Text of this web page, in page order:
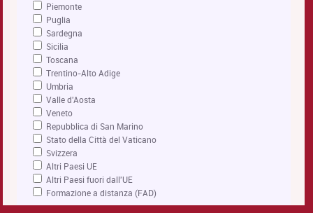
Piemonte
Puglia
Sardegna
Sicilia
Toscana
Trentino-Alto Adige
Umbria
Valle d'Aosta
Veneto
Repubblica di San Marino
Stato della Città del Vaticano
Svizzera
Altri Paesi UE
Altri Paesi fuori dall'UE
Formazione a distanza (FAD)